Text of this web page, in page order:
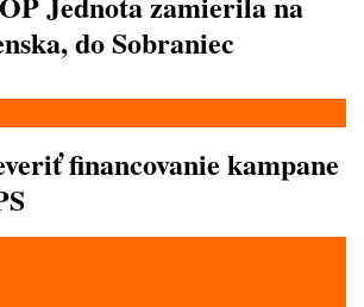
do Sobraniec
financovanie kampane